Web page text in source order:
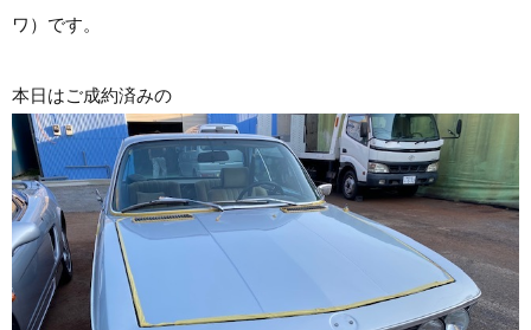
ワ）です。
本日はご成約済みの